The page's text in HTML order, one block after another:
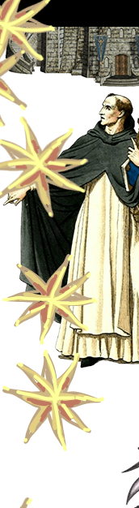
Записаться на курс